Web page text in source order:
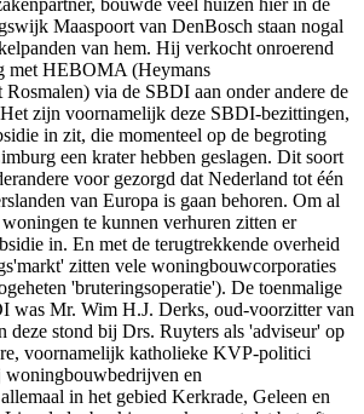
Maaspoort van DenBosch staan nogal
van hem. Hij verkocht onroerend
met HEBOMA (Heymans
via de SBDI aan onder andere de
zijn voornamelijk deze SBDI-bezittingen,
in zit, die momenteel op de begroting
een krater hebben geslagen. Dit soort
voor gezorgd dat Nederland tot één
van Europa is gaan behoren. Om al
te kunnen verhuren zitten er
in. En met de terugtrekkende overheid
zitten vele woningbouwcorporaties
'bruteringsoperatie'). De toenmalige
was Mr. Wim H.J. Derks, oud-voorzitter van
deze stond bij Drs. Ruyters als 'adviseur' op
voornamelijk katholieke KVP-politici
woningbouwbedrijven en
in het gebied Kerkrade, Geleen en